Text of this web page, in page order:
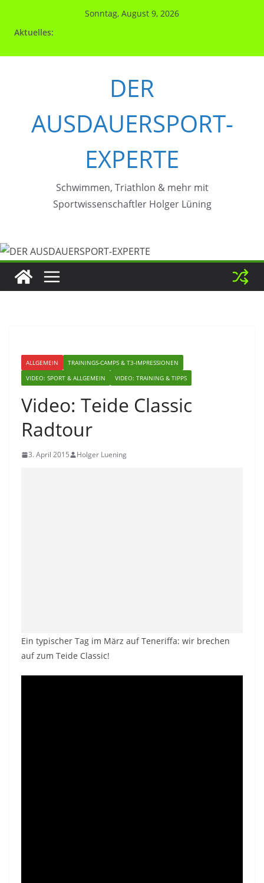
Sonntag, August 9, 2026
Aktuelles:
DER
AUSDAUERSPORT-
EXPERTE
Schwimmen, Triathlon & mehr mit
Sportwissenschaftler Holger Lüning
ALLGEMEIN
TRAININGS-CAMPS & T3-IMPRESSIONEN
VIDEO: SPORT & ALLGEMEIN
VIDEO: TRAINING & TIPPS
Video: Teide Classic
Radtour
3. April 2015 Holger Luening
Ein typischer Tag im März auf Teneriffa: wir brechen
auf zum Teide Classic!